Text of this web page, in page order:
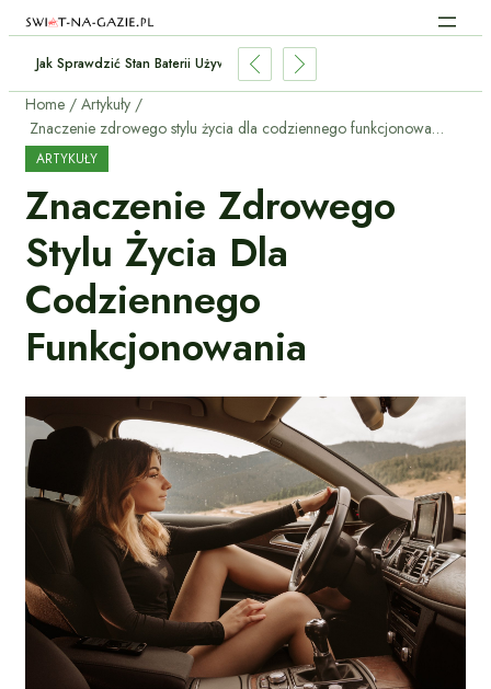
Auta: Co Się Bardziej Opłaca W 2026?
Home
Artykuły
Znaczenie zdrowego stylu życia dla codziennego funkcjonowania
ARTYKUŁY
Znaczenie Zdrowego
Stylu Życia Dla
Codziennego
Funkcjonowania